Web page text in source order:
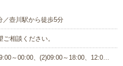
／壺川駅から徒歩5分
相談ください。
～00:00、(2)09:00～18:00、12:0…